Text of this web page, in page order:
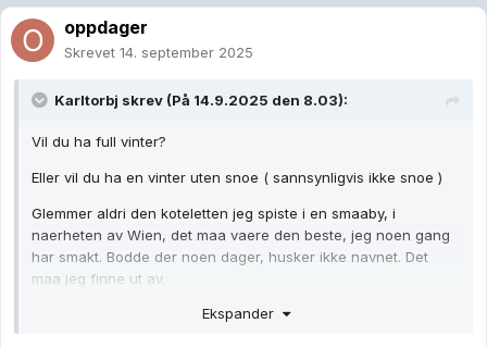
oppdager
Skrevet 14. september 2025
Karltorbj skrev (På 14.9.2025 den 8.03):
Vil du ha full vinter?
Eller vil du ha en vinter uten snoe ( sannsynligvis ikke snoe )
Glemmer aldri den koteletten jeg spiste i en smaaby, i
naerheten av Wien, det maa vaere den beste, jeg noen gang
har smakt. Bodde der noen dager, husker ikke navnet. Det
maa jeg finne ut av.
For en god stund siden ( 13 aar siden kanskje? ) mellomlandet
Ekspander